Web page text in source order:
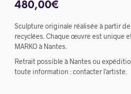
480,00€
Sculpture originale réalisée à partir
recyclées. Chaque œuvre est unique
MARKO à Nantes.
Retrait possible à Nantes ou
toute information : contacter l’artiste.